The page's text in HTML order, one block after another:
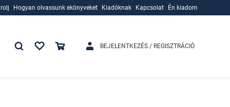
Hogyan olvassunk ekönyveket
Kiadóknak
Kapcsolat Én kiadom
BEJELENTKEZÉS / REGISZTRÁCIÓ